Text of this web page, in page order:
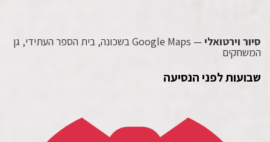
סיור וירטואלי — Google Maps בשכונה, בית הספר העתידי, גן
המשחקים
שבועות לפני הנסיעה